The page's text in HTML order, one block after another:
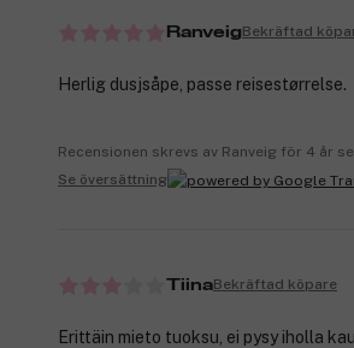
RanveigBekräftad
Herlig dusjsåpe, passe reisestørrelse.
Recensionen skrevs av Ranveig för 4 år
Se översättning
TiinaBekräftad köpare
Erittäin mieto tuoksu, ei pysy iholla